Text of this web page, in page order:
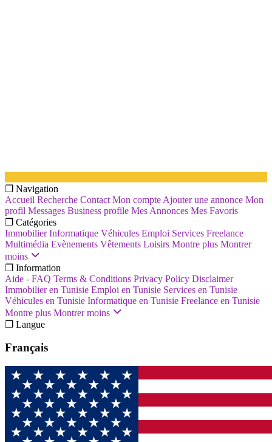
❐ Navigation
Accueil Recherche Contact Mon compte Ajouter une annonce Mon
profil Messages Business profile Mes Annonces Mes Favoris
❐ Catégories
Immobilier Informatique Véhicules Emploi Services Freelance
Multimédia Evènements Vêtements Loisirs Montre plus Montrer
moins
❐ Information
Aide - FAQ Terms & Conditions Privacy Policy Disclaimer
Immobilier en Tunisie Emploi en Tunisie Services en Tunisie
Véhicules en Tunisie Informatique en Tunisie Freelance en Tunisie
Montre plus Montrer moins
❐ Langue
Français